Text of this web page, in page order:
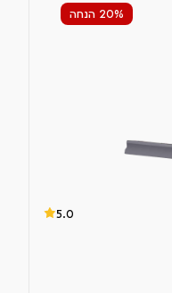
20% הנחה
5.0